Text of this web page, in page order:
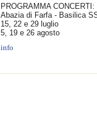
PROGRAMMA CONCERTI:
Abazia di Farfa - Basilica
15, 22 e 29 luglio
5, 19 e 26 agosto
info